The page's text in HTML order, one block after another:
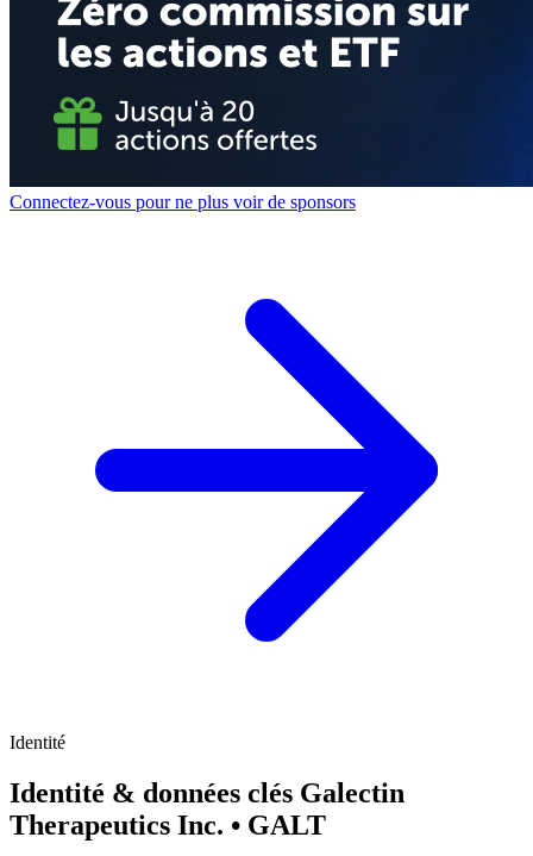
Connectez-vous pour ne plus voir de sponsors
Identité
Identité & données clés Galectin
Therapeutics Inc. • GALT